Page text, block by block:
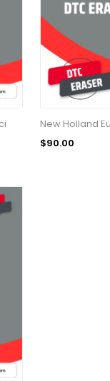
New Holland
$90.00